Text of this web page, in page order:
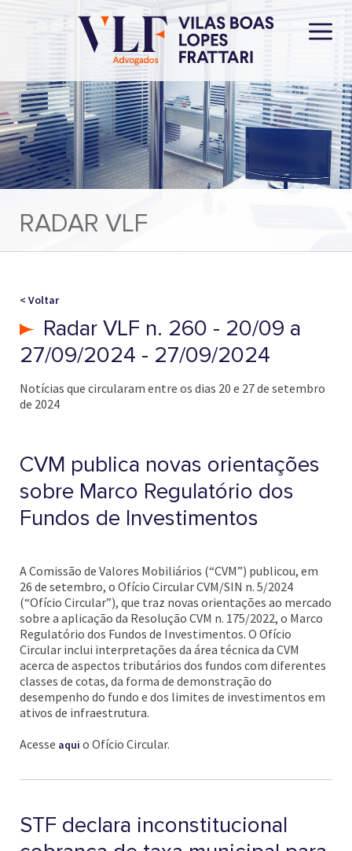
RADAR VLF
< Voltar
Radar VLF n. 260 - 20/09 a
27/09/2024 - 27/09/2024
Notícias que circularam entre os dias 20 e 27 de setembro
de 2024
CVM publica novas orientações
sobre Marco Regulatório dos
Fundos de Investimentos
A Comissão de Valores Mobiliários (“CVM”) publicou, em
26 de setembro, o Ofício Circular CVM/SIN n. 5/2024
(“Ofício Circular”), que traz novas orientações ao mercado
sobre a aplicação da Resolução CVM n. 175/2022, o Marco
Regulatório dos Fundos de Investimentos. O Ofício
Circular inclui interpretações da área técnica da CVM
acerca de aspectos tributários dos fundos com diferentes
classes de cotas, da forma de demonstração do
desempenho do fundo e dos limites de investimentos em
ativos de infraestrutura.
Acesse aqui o Ofício Circular.
STF declara inconstitucional